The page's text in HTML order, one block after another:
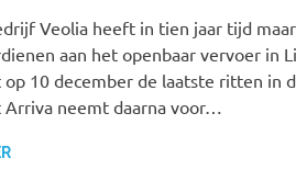
Veolia heeft in tien jaar tijd
aan het openbaar vervoer in
10 december de laatste ritten in
Arriva neemt daarna voor…